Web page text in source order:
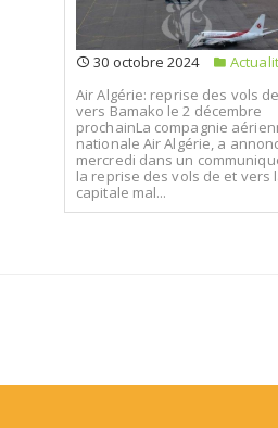
30 octobre 2024
Air Algérie: reprise des vols
vers Bamako le 2 décembre
prochainLa compagnie
nationale Air Algérie, a
mercredi dans un
la reprise des vols de et vers
capitale mal...